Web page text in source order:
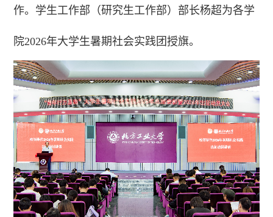
作。学生工作部（研究生工作部）部长杨超为各学
院2026年大学生暑期社会实践团授旗。